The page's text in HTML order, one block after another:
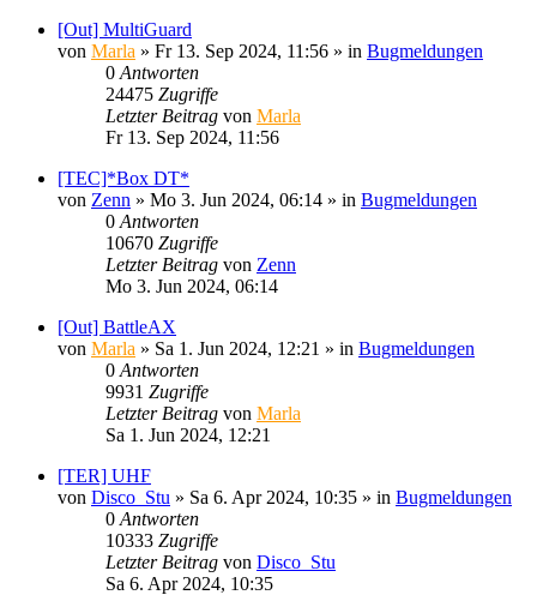
[Out] MultiGuard
von Marla » Fr 13. Sep 2024, 11:56 » in Bugmeldungen
0 Antworten
24475 Zugriffe
Letzter Beitrag von Marla
Fr 13. Sep 2024, 11:56
[TEC]*Box DT*
von Zenn » Mo 3. Jun 2024, 06:14 » in Bugmeldungen
0 Antworten
10670 Zugriffe
Letzter Beitrag von Zenn
Mo 3. Jun 2024, 06:14
[Out] BattleAX
von Marla » Sa 1. Jun 2024, 12:21 » in Bugmeldungen
0 Antworten
9931 Zugriffe
Letzter Beitrag von Marla
Sa 1. Jun 2024, 12:21
[TER] UHF
von Disco_Stu » Sa 6. Apr 2024, 10:35 » in Bugmeldungen
0 Antworten
10333 Zugriffe
Letzter Beitrag von Disco_Stu
Sa 6. Apr 2024, 10:35